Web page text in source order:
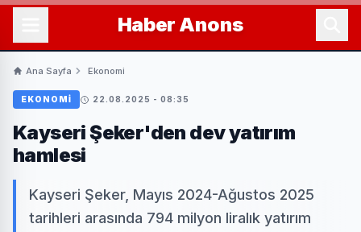
Haber Anons
Ana Sayfa Ekonomi
EKONOMI 22.08.2025 - 08:35
Kayseri Şeker'den dev yatırım
hamlesi
Kayseri Şeker, Mayıs 2024-Ağustos 2025
tarihleri arasında 794 milyon liralık yatırım